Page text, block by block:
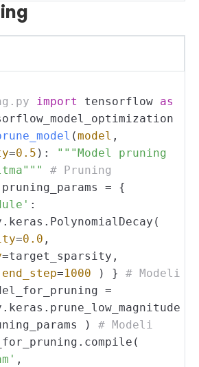
import tensorflow as
(model ,
=0.5 ):
"""Model pruning
# Pruning
pruning_params = {
:
=0.0 ,
=target_sparsity,
end_step=1000 ) }
# Modeli
=
)
# Modeli
,